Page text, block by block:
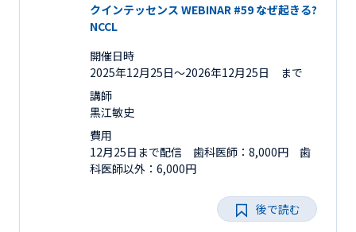
クインテッセンス WEBINAR #59 なぜ起きる?
NCCL
開催日時
2025年12月25日〜2026年12月25日 まで
講師
黒江敏史
費用
12月25日まで配信 歯科医師：8,000円 歯
科医師以外：6,000円
後で読む